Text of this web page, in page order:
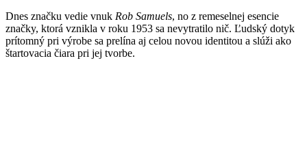
Dnes značku vedie vnuk Rob Samuels, no z remeselnej esencie
značky, ktorá vznikla v roku 1953 sa nevytratilo nič. Ľudský dotyk
prítomný pri výrobe sa prelína aj celou novou identitou a slúži ako
štartovacia čiara pri jej tvorbe.